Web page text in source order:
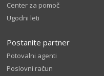
Center za pomoč
Ugodni leti
Postanite partner
Potovalni agenti
Poslovni račun